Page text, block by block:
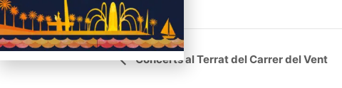
Navegació
Concerts al Terrat del Carrer del Vent